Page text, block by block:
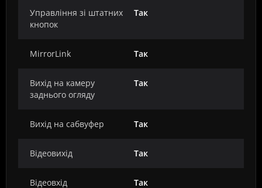
Управління зі штатних
кнопок
Так
MirrorLink Так
Вихід на камеру
заднього огляду
Так
Вихід на сабвуфер Так
Відеовихід Так
Відеовхід Так